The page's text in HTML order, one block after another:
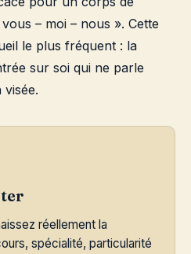
– moi – nous ». Cette
le plus fréquent : la
sur soi qui ne parle
visée.
réellement la
spécialité, particularité